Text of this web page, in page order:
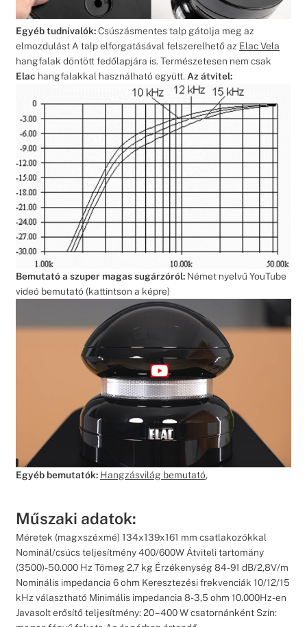
Egyéb tudnivalók:Csúszásmentes talp gátolja meg az
elmozdulást A talp elforgatásával felszerelhető az Elac Vela
hangfalak döntött fedőlapjára is. Természetesen nem csak
Elac hangfalakkal használható együtt. Az átvitel:
Bemutató a szuper magas sugárzóról:Német nyelvű YouTube
videó bemutató (kattintson a képre)
Egyéb bemutatók: Hangzásvilág bemutató,
Műszaki adatok:
Méretek (magxszéxmé) 134x139x161 mm csatlakozókkal
Nominál/csúcs teljesítmény 400/600W Átviteli tartomány
(3500)-50.000 Hz Tömeg 2,7 kg Érzékenység 84-91 dB/2,8V/m
Nominális impedancia 6 ohm Keresztezési frekvenciák 10/12/15
kHz választható Minimális impedancia 8-3,5 ohm 10.000Hz-en
Javasolt erősítő teljesítmény: 20 – 400 W csatornánként Szín: